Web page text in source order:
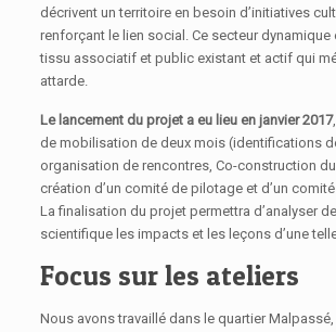
décrivent un territoire en besoin d’initiatives
renforçant le lien social. Ce secteur dynamique
tissu associatif et public existant et actif qui
attarde.
Le lancement du projet a eu lieu en janvier 2017
de mobilisation de deux mois (identifications
organisation de rencontres, Co-construction
création d’un comité de pilotage et d’un
La finalisation du projet permettra d’analyser
scientifique les impacts et les leçons d’une
Focus sur les ateliers
Nous avons travaillé dans le quartier